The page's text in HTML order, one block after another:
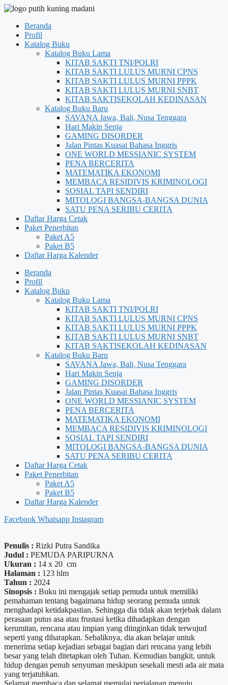
Beranda
Profil
Katalog Buku
Katalog Buku Lama
KITAB SAKTI TNI/POLRI
KITAB SAKTI LULUS MURNI CPNS
KITAB SAKTI LULUS MURNI PPPK
KITAB SAKTI LULUS MURNI SNBT
KITAB SAKTISEKOLAH KEDINASAN
Katalog Buku Baru
SAVANA Jawa, Bali, Nusa Tenggara
Hari Makin Senja
GAMING DISORDER
Jalan Pintas Kuasai Bahasa Inggris
ONE WORLD MESSIANIC SYSTEM
PENA BERCERITA
MATEMATIKA EKONOMI
MEMBACA RESIDIVIS KRIMINOLOGI
SOSIAL TAPI SENDIRI
MITOLOGI BANGSA-BANGSA DUNIA
SATU PENA SERIBU CERITA
Daftar Harga Cetak
Paket Penerbitan
Paket A5
Paket B5
Daftar Harga Kalender
Beranda
Profil
Katalog Buku
Katalog Buku Lama
KITAB SAKTI TNI/POLRI
KITAB SAKTI LULUS MURNI CPNS
KITAB SAKTI LULUS MURNI PPPK
KITAB SAKTI LULUS MURNI SNBT
KITAB SAKTISEKOLAH KEDINASAN
Katalog Buku Baru
SAVANA Jawa, Bali, Nusa Tenggara
Hari Makin Senja
GAMING DISORDER
Jalan Pintas Kuasai Bahasa Inggris
ONE WORLD MESSIANIC SYSTEM
PENA BERCERITA
MATEMATIKA EKONOMI
MEMBACA RESIDIVIS KRIMINOLOGI
SOSIAL TAPI SENDIRI
MITOLOGI BANGSA-BANGSA DUNIA
SATU PENA SERIBU CERITA
Daftar Harga Cetak
Paket Penerbitan
Paket A5
Paket B5
Daftar Harga Kalender
Facebook Whatsapp Instagram
Penulis : Rizki Putra Sandika
Judul : PEMUDA PARIPURNA
Ukuran : 14 x 20 cm
Halaman : 123 hlm
Tahun : 2024
Sinopsis : Buku ini mengajak setiap pemuda untuk memiliki
pemahaman tentang bagaimana hidup seorang pemuda untuk
menghadapi ketidakpastian. Sehingga dia tidak akan terjebak dalam
perasaan putus asa atau frustasi ketika dihadapkan dengan
kerumitan, rencana atau impian yang diinginkan tidak terwujud
seperti yang diharapkan. Sebaliknya, dia akan belajar untuk
menerima setiap kejadian sebagai bagian dari rencana yang lebih
besar yang telah ditetapkan oleh Tuhan. Kemudian bangkit, untuk
hidup dengan penuh senyuman meskipun sesekali mesti ada air mata
yang terjatuhkan.
Selamat membaca dan selamat memulai perjalanan menuju